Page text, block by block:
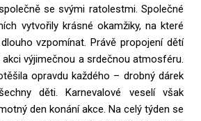
se svými ratolestmi. Společné
vytvořily krásné okamžiky, na které
vzpomínat. Právě propojení dětí
výjimečnou a srdečnou atmosféru.
opravdu každého – drobný dárek
děti. Karnevalové veselí však
den konání akce. Na celý týden se